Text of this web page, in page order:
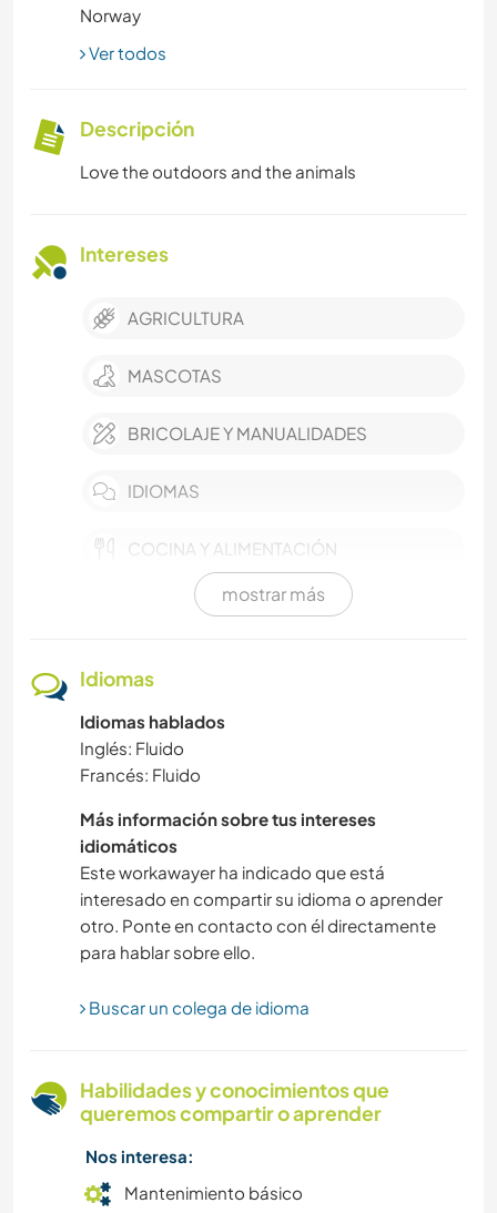
Norway
Ver todos
Descripción
Love the outdoors and the animals
Intereses
AGRICULTURA
MASCOTAS
BRICOLAJE Y MANUALIDADES
IDIOMAS
COCINA Y ALIMENTACIÓN
DEPORTES ACUÁTICOS
SENDERISMO
FITNESS
MONTAÑA
ACAMPADA
ACTIVIDADES AL AIRE LIBRE
ANIMALES
mostrar más
Idiomas
Idiomas hablados
Inglés: Fluido
Francés: Fluido
Más información sobre tus intereses
idiomáticos
Este workawayer ha indicado que está
interesado en compartir su idioma o aprender
otro. Ponte en contacto con él directamente
para hablar sobre ello.
Buscar un colega de idioma
Habilidades y conocimientos que
queremos compartir o aprender
Nos interesa:
Mantenimiento básico